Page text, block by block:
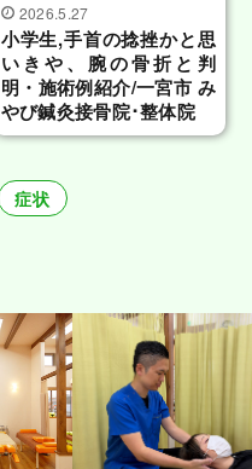
2026.5.27
小学生,手首の捻挫かと思
いきや、腕の骨折と判
明・施術例紹介/一宮市 み
やび鍼灸接骨院･整体院
症状